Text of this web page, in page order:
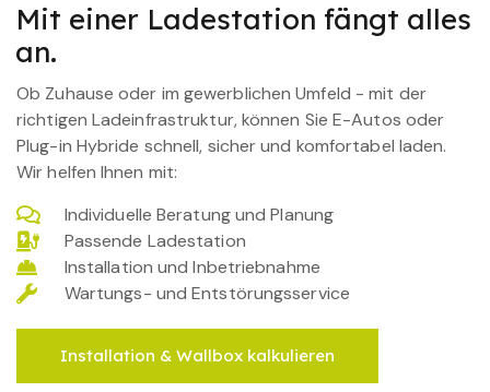
Mit einer Ladestation fängt alles
an.
Ob Zuhause oder im gewerblichen Umfeld - mit der
richtigen Ladeinfrastruktur, können Sie E-Autos oder
Plug-in Hybride schnell, sicher und komfortabel laden.
Wir helfen Ihnen mit:
Individuelle Beratung und Planung
Passende Ladestation
Installation und Inbetriebnahme
Wartungs- und Entstörungsservice
Installation & Wallbox kalkulieren